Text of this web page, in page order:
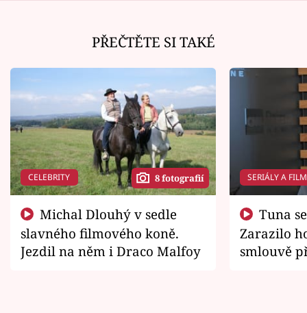
PŘEČTĚTE SI TAKÉ
CELEBRITY 8 fotografií
slavného filmového koně.
Jezdil na něm i Draco Malfoy
SERIÁLY A
Zarazilo
smlouvě